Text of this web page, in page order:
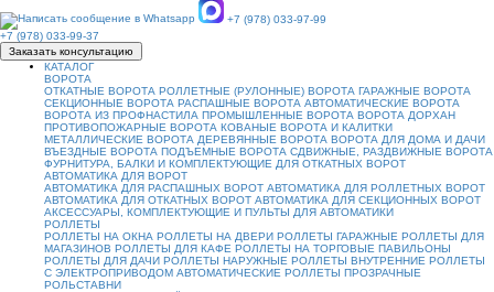
+7 (978) 033-97-99
+7 (978) 033-99-37
Заказать консультацию
КАТАЛОГ
ВОРОТА
ОТКАТНЫЕ ВОРОТА РОЛЛЕТНЫЕ (РУЛОННЫЕ) ВОРОТА ГАРАЖНЫЕ ВОРОТА
СЕКЦИОННЫЕ ВОРОТА РАСПАШНЫЕ ВОРОТА АВТОМАТИЧЕСКИЕ ВОРОТА
ВОРОТА ИЗ ПРОФНАСТИЛА ПРОМЫШЛЕННЫЕ ВОРОТА ВОРОТА ДОРХАН
ПРОТИВОПОЖАРНЫЕ ВОРОТА КОВАНЫЕ ВОРОТА И КАЛИТКИ
МЕТАЛЛИЧЕСКИЕ ВОРОТА ДЕРЕВЯННЫЕ ВОРОТА ВОРОТА ДЛЯ ДОМА И ДАЧИ
ВЪЕЗДНЫЕ ВОРОТА ПОДЪЕМНЫЕ ВОРОТА СДВИЖНЫЕ, РАЗДВИЖНЫЕ ВОРОТА
ФУРНИТУРА, БАЛКИ И КОМПЛЕКТУЮЩИЕ ДЛЯ ОТКАТНЫХ ВОРОТ
АВТОМАТИКА ДЛЯ ВОРОТ
АВТОМАТИКА ДЛЯ РАСПАШНЫХ ВОРОТ АВТОМАТИКА ДЛЯ РОЛЛЕТНЫХ ВОРОТ
АВТОМАТИКА ДЛЯ ОТКАТНЫХ ВОРОТ АВТОМАТИКА ДЛЯ СЕКЦИОННЫХ ВОРОТ
АКСЕССУАРЫ, КОМПЛЕКТУЮЩИЕ И ПУЛЬТЫ ДЛЯ АВТОМАТИКИ
РОЛЛЕТЫ
РОЛЛЕТЫ НА ОКНА РОЛЛЕТЫ НА ДВЕРИ РОЛЛЕТЫ ГАРАЖНЫЕ РОЛЛЕТЫ ДЛЯ
МАГАЗИНОВ РОЛЛЕТЫ ДЛЯ КАФЕ РОЛЛЕТЫ НА ТОРГОВЫЕ ПАВИЛЬОНЫ
РОЛЛЕТЫ ДЛЯ ДАЧИ РОЛЛЕТЫ НАРУЖНЫЕ РОЛЛЕТЫ ВНУТРЕННИЕ РОЛЛЕТЫ
С ЭЛЕКТРОПРИВОДОМ АВТОМАТИЧЕСКИЕ РОЛЛЕТЫ ПРОЗРАЧНЫЕ
РОЛЬСТАВНИ